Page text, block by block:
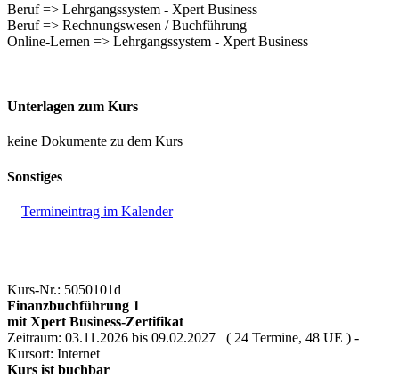
Beruf => Lehrgangssystem - Xpert Business
Beruf => Rechnungswesen / Buchführung
Online-Lernen => Lehrgangssystem - Xpert Business
Unterlagen zum Kurs
keine Dokumente zu dem Kurs
Sonstiges
Termineintrag im Kalender
Kurs-Nr.: 5050101d
Finanzbuchführung 1
mit Xpert Business-Zertifikat
Zeitraum: 03.11.2026 bis 09.02.2027 ( 24 Termine, 48 UE ) -
Kursort: Internet
Kurs ist buchbar